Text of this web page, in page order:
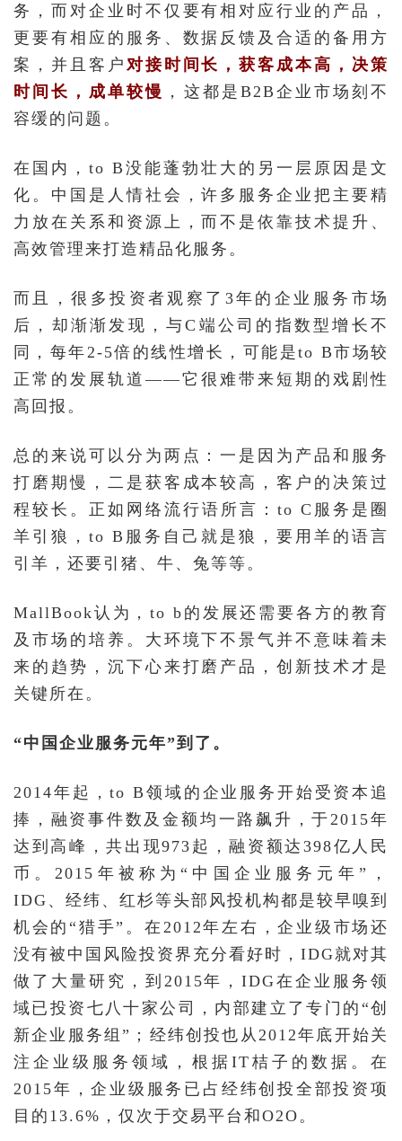
务，而对企业时不仅要有相对应行业的产品，
更要有相应的服务、数据反馈及合适的备用方
案，并且客户 对接时间长，获客成本高，决策
时间长，成单较慢 ，这都是B2B企业市场刻不
容缓的问题。
在国内，to B没能蓬勃壮大的另一层原因是文
化。中国是人情社会，许多服务企业把主要精
力放在关系和资源上，而不是依靠技术提升、
高效管理来打造精品化服务。
而且，很多投资者观察了3年的企业服务市场
后，却渐渐发现，与C端公司的指数型增长不
同，每年2-5倍的线性增长，可能是to B市场较
正常的发展轨道——它很难带来短期的戏剧性
高回报。
总的来说可以分为两点：一是因为产品和服务
打磨期慢，二是获客成本较高，客户的决策过
程较长。正如网络流行语所言：to C服务是圈
羊引狼，to B服务自己就是狼，要用羊的语言
引羊，还要引猪、牛、兔等等。
MallBook认为，to b的发展还需要各方的教育
及市场的培养。大环境下不景气并不意味着未
来的趋势，沉下心来打磨产品，创新技术才是
关键所在。
“中国企业服务元年”到了。
2014年起，to B领域的企业服务开始受资本追
捧，融资事件数及金额均一路飙升，于2015年
达到高峰，共出现973起，融资额达398亿人民
币。2015年被称为“中国企业服务元年”，
IDG、经纬、红杉等头部风投机构都是较早嗅到
机会的“猎手”。在2012年左右，企业级市场还
没有被中国风险投资界充分看好时，IDG就对其
做了大量研究，到2015年，IDG在企业服务领
域已投资七八十家公司，内部建立了专门的“创
新企业服务组”；经纬创投也从2012年底开始关
注企业级服务领域，根据IT桔子的数据。在
2015年，企业级服务已占经纬创投全部投资项
目的13.6%，仅次于交易平台和O2O。